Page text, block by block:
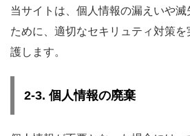
当サイトは、個人情報の漏えいや
ために、適切なセキリュティ対策
護します。
2-3. 個人情報の廃棄